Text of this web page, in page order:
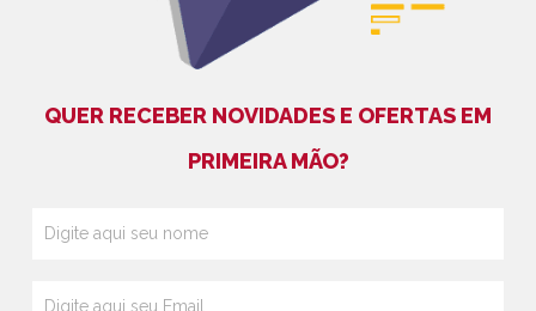
QUER RECEBER NOVIDADES E OFERTAS EM
PRIMEIRA MÃO?